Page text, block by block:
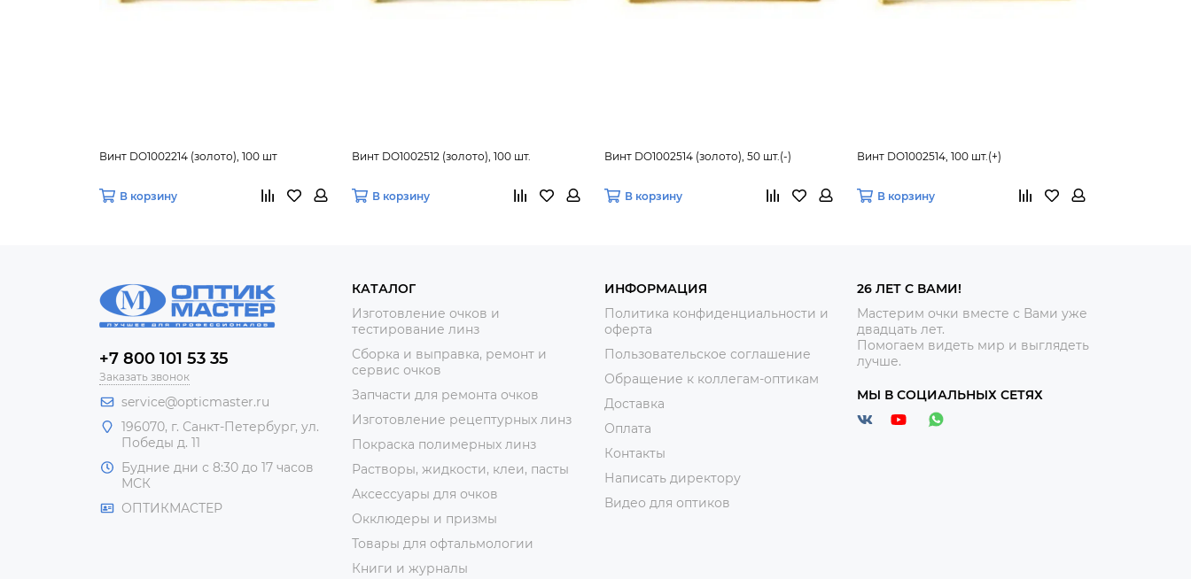
Винт DO1002214 (золото), 100 шт
В корзину
Винт DO1002512 (золото), 100 шт.
В корзину
Винт DO1002514 (золото), 50 шт.(-)
В корзину
Винт DO1002514, 100 шт.(+)
В корзину
+7 800 101 53 35
Заказать звонок
service@opticmaster.ru
196070, г. Санкт-Петербург, ул.
Победы д. 11
Будние дни с 8:30 до 17 часов
МСК
ОПТИКМАСТЕР
КАТАЛОГ
Изготовление очков и
тестирование линз
Сборка и выправка, ремонт и
сервис очков
Запчасти для ремонта очков
Изготовление рецептурных линз
Покраска полимерных линз
Растворы, жидкости, клеи, пасты
Аксессуары для очков
Окклюдеры и призмы
Товары для офтальмологии
Книги и журналы
ИНФОРМАЦИЯ
Политика конфиденциальности и
оферта
Пользовательское соглашение
Обращение к коллегам-оптикам
Доставка
Оплата
Контакты
Написать директору
Видео для оптиков
26 ЛЕТ С ВАМИ!
Мастерим очки вместе с Вами уже
двадцать лет.
Помогаем видеть мир и выглядеть
лучше.
МЫ В СОЦИАЛЬНЫХ СЕТЯХ